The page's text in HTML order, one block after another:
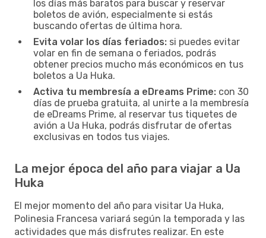
los días más baratos para buscar y reservar
boletos de avión, especialmente si estás
buscando ofertas de última hora.
Evita volar los días feriados: si puedes evitar
volar en fin de semana o feriados, podrás
obtener precios mucho más económicos en tus
boletos a Ua Huka.
Activa tu membresía a eDreams Prime: con 30
días de prueba gratuita, al unirte a la membresía
de eDreams Prime, al reservar tus tiquetes de
avión a Ua Huka, podrás disfrutar de ofertas
exclusivas en todos tus viajes.
La mejor época del año para viajar a Ua
Huka
El mejor momento del año para visitar Ua Huka,
Polinesia Francesa variará según la temporada y las
actividades que más disfrutes realizar. En este